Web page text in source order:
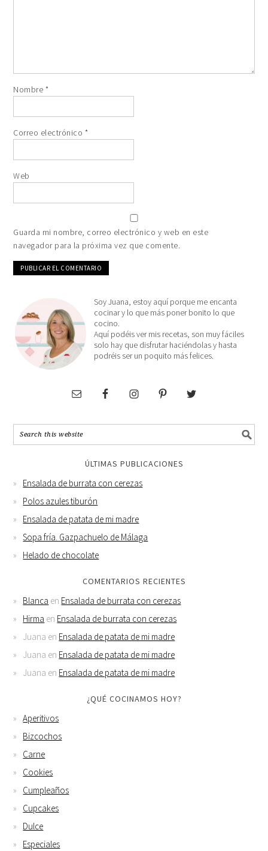
Nombre *
Correo electrónico *
Web
Guarda mi nombre, correo electrónico y web en este
navegador para la próxima vez que comente.
Soy Juana, estoy aquí porque me encanta
cocinar y lo que más poner bonito lo que
cocino.
Aquí podéis ver mis recetas, son muy fáciles
solo hay que disfrutar haciéndolas y hasta
podréis ser un poquito más felices.
ÚLTIMAS PUBLICACIONES
Ensalada de burrata con cerezas
Polos azules tiburón
Ensalada de patata de mi madre
Sopa fría. Gazpachuelo de Málaga
Helado de chocolate
COMENTARIOS RECIENTES
Blanca en Ensalada de burrata con cerezas
Hirma en Ensalada de burrata con cerezas
Juana en Ensalada de patata de mi madre
Juana en Ensalada de patata de mi madre
Juana en Ensalada de patata de mi madre
¿QUÉ COCINAMOS HOY?
Aperitivos
Bizcochos
Carne
Cookies
Cumpleaños
Cupcakes
Dulce
Especiales